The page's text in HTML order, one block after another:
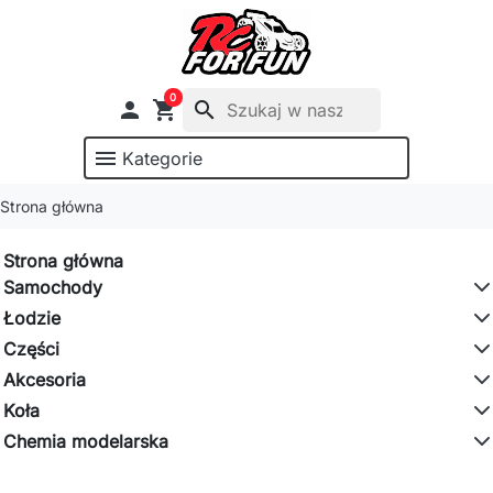
 shopping_cart
0
search
menu Kategorie
Strona główna
Strona główna
Samochody
Łodzie
Części
Akcesoria
Koła
Chemia modelarska